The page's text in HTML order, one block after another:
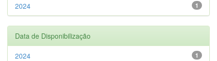
1
2024
Data de Disponibilização
1
2024